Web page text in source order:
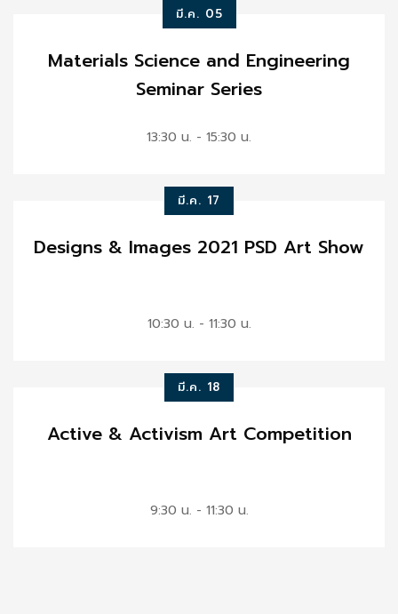
มี.ค. 05
Materials Science and Engineering
Seminar Series
13:30 น. - 15:30 น.
มี.ค. 17
Designs & Images 2021 PSD Art Show
10:30 น. - 11:30 น.
มี.ค. 18
Active & Activism Art Competition
9:30 น. - 11:30 น.